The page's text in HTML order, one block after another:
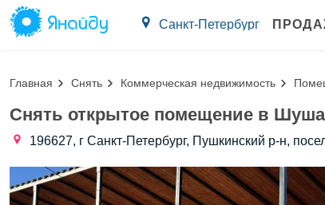
Санкт-Петербург
Главная Снять Коммерческая недвижимость
Снять открытое помещение в
196627, г Санкт-Петербург, Пушкинский р-н,